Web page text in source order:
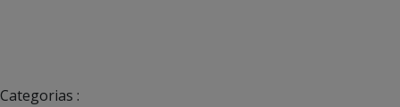
Categorias :